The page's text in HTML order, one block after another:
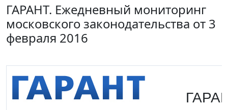
ГАРАНТ. Ежедневный мониторинг
московского законодательства от 3
февраля 2016